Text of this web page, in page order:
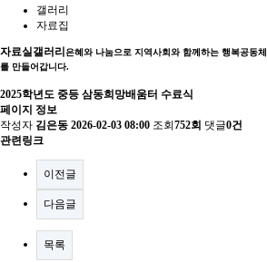
갤러리
자료집
자료실갤러리 은혜와 나눔으로 지역사회와 함께하는 행복공동체
를 만들어갑니다.
2025학년도 중등 삼동희망배움터 수료식
페이지 정보
작성자 김은동 2026-02-03 08:00 조회 752회 댓글0건
관련링크
이전글
다음글
목록